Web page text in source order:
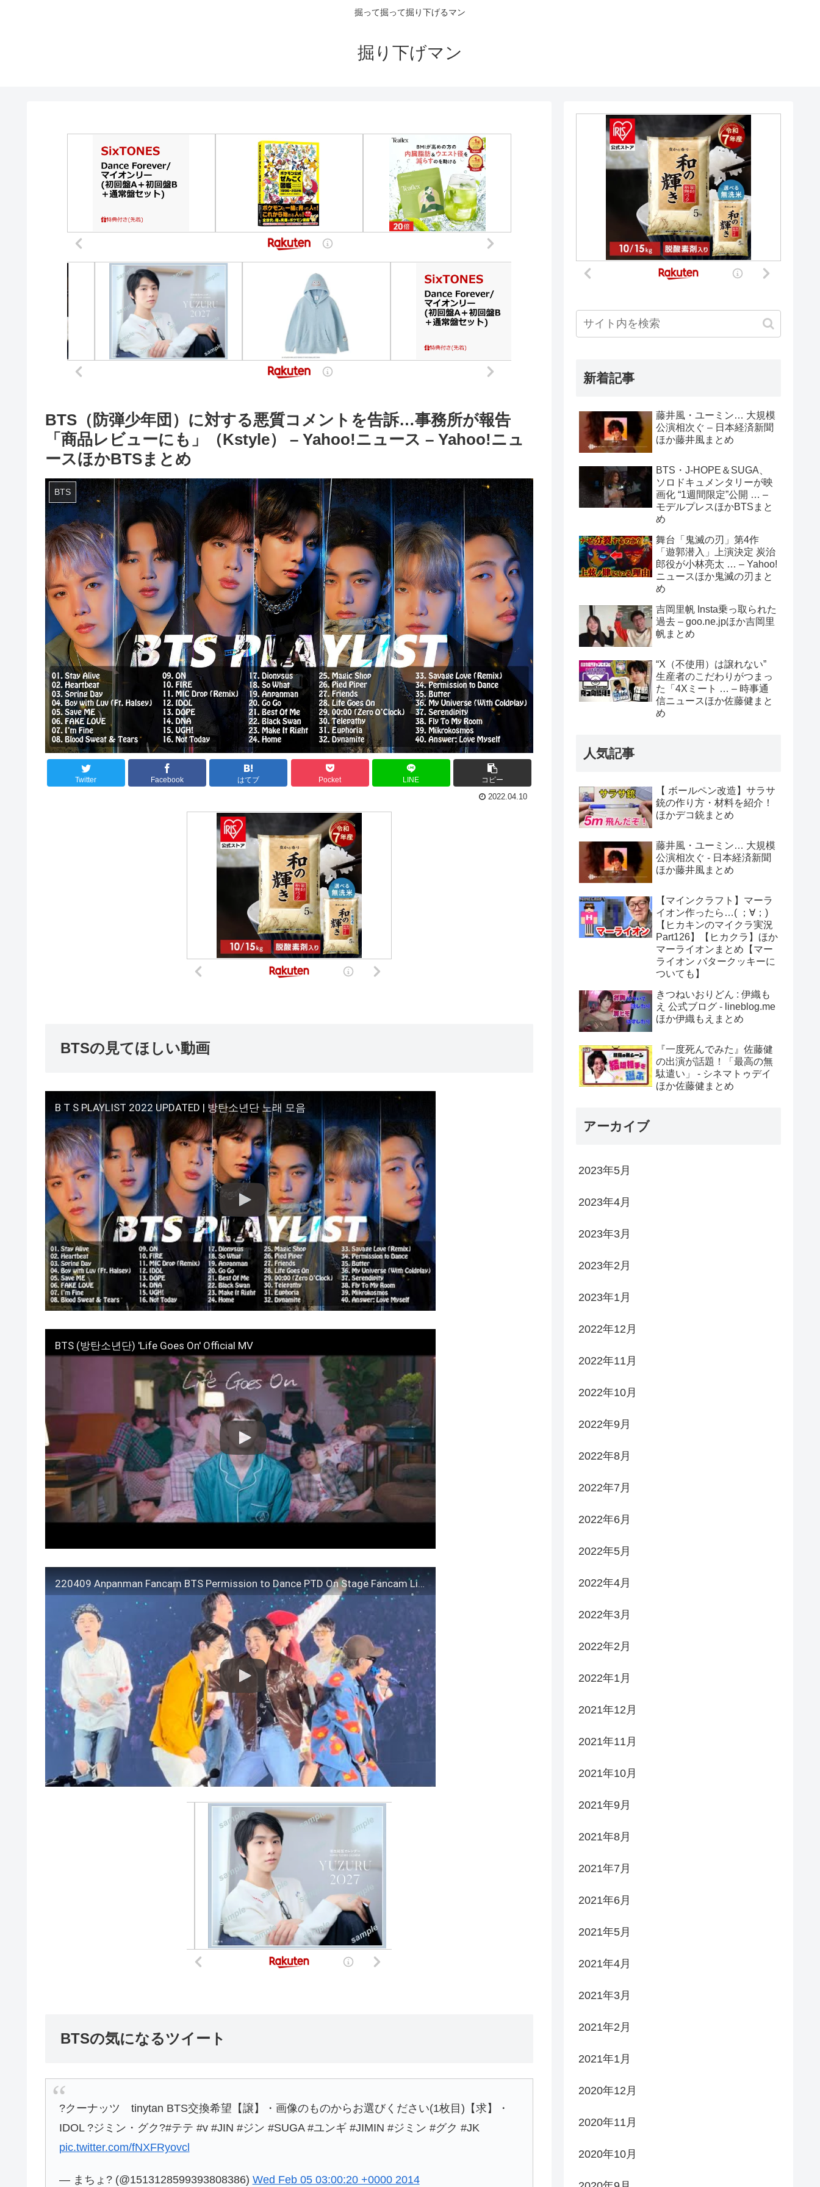
掘って掘って掘り下げるマン
掘り下げマン
BTS（防弾少年団）に対する悪質コメントを告訴…事務所が報告
「商品レビューにも」（Kstyle） – Yahoo!ニュース – Yahoo!ニュ
ースほかBTSまとめ
BTS
Twitter Facebook はてブ Pocket LINE コピー
2022.04.10
BTSの見てほしい動画
B T S PLAYLIST 2022 UPDATED | 방탄소년단 노래 모음
BTS (방탄소년단) 'Life Goes On' Official MV
220409 Anpanman Fancam BTS Permission to Dance PTD On Stage Fancam Live Concert 방탄소년단
BTSの気になるツイート
?クーナッツ tinytan BTS交換希望【譲】・画像のものからお選びください(1枚目)【求】・
IDOL ?ジミン・グク?#テテ #v #JIN #ジン #SUGA #ユンギ #JIMIN #ジミン #グク #JK
pic.twitter.com/fNXFRyovcl
— まちょ? (@1513128599393808386) Wed Feb 05 03:00:20 +0000 2014
新着記事
藤井風・ユーミン… 大規模
公演相次ぐ – 日本経済新聞
ほか藤井風まとめ
BTS・J-HOPE＆SUGA、
ソロドキュメンタリーが映
画化 “1週間限定”公開 … –
モデルプレスほかBTSまと
め
舞台「鬼滅の刃」第4作
「遊郭潜入」上演決定 炭治
郎役が小林亮太 … – Yahoo!
ニュースほか鬼滅の刃まと
め
吉岡里帆 Insta乗っ取られた
過去 – goo.ne.jpほか吉岡里
帆まとめ
“X（不使用）は譲れない”
生産者のこだわりがつまっ
た「4Xミート … – 時事通
信ニュースほか佐藤健まと
め
人気記事
【 ボールペン改造】サラサ
銃の作り方・材料を紹介！
ほかデコ銃まとめ
藤井風・ユーミン… 大規模
公演相次ぐ - 日本経済新聞
ほか藤井風まとめ
【マインクラフト】マーラ
イオン作ったら…( ；∀；)
【ヒカキンのマイクラ実況
Part126】【ヒカクラ】ほか
マーライオンまとめ【マー
ライオン バタークッキーに
ついても】
きつねいおりどん : 伊織も
え 公式ブログ - lineblog.me
ほか伊織もえまとめ
『一度死んでみた』佐藤健
の出演が話題！「最高の無
駄遣い」 - シネマトゥデイ
ほか佐藤健まとめ
アーカイブ
2023年5月
2023年4月
2023年3月
2023年2月
2023年1月
2022年12月
2022年11月
2022年10月
2022年9月
2022年8月
2022年7月
2022年6月
2022年5月
2022年4月
2022年3月
2022年2月
2022年1月
2021年12月
2021年11月
2021年10月
2021年9月
2021年8月
2021年7月
2021年6月
2021年5月
2021年4月
2021年3月
2021年2月
2021年1月
2020年12月
2020年11月
2020年10月